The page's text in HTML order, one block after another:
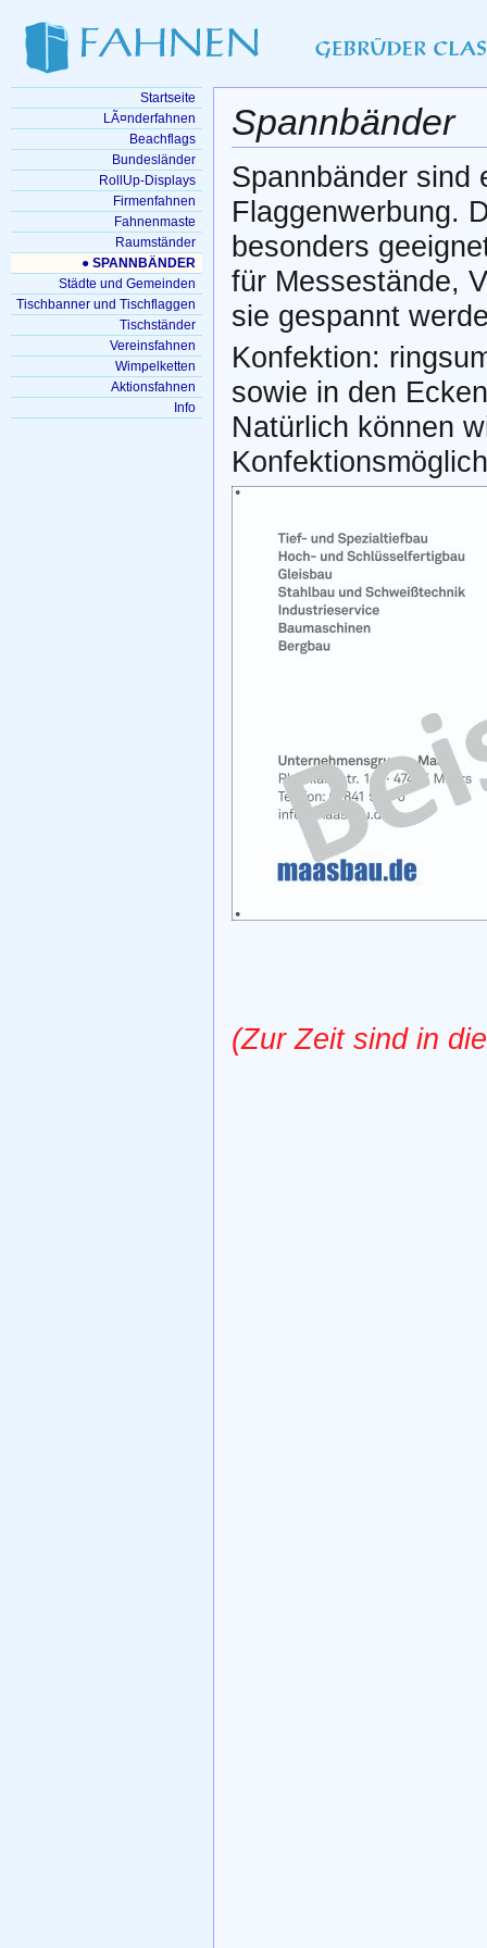
Spannbänder
Spannbänder sind
Flaggenwerbung.
besonders
für Messestände,
sie gespannt
Konfektion:
sowie in den
Natürlich können
(Zur Zeit sind in
Startseite
LÃ¤nderfahnen
Beachflags
Bundesländer
RollUp-Displays
Firmenfahnen
Fahnenmaste
Raumständer
● SPANNBÄNDER
Städte und Gemeinden
Tischbanner und Tischflaggen
Tischständer
Vereinsfahnen
Wimpelketten
Aktionsfahnen
Info